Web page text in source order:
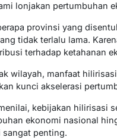
lonjakan pertumbuhan
provinsi yang
tidak terlalu lama.
terhadap ketahanan
wilayah, manfaat
kunci akselerasi
kebijakan hilirisasi
ekonomi nasional
sangat penting.